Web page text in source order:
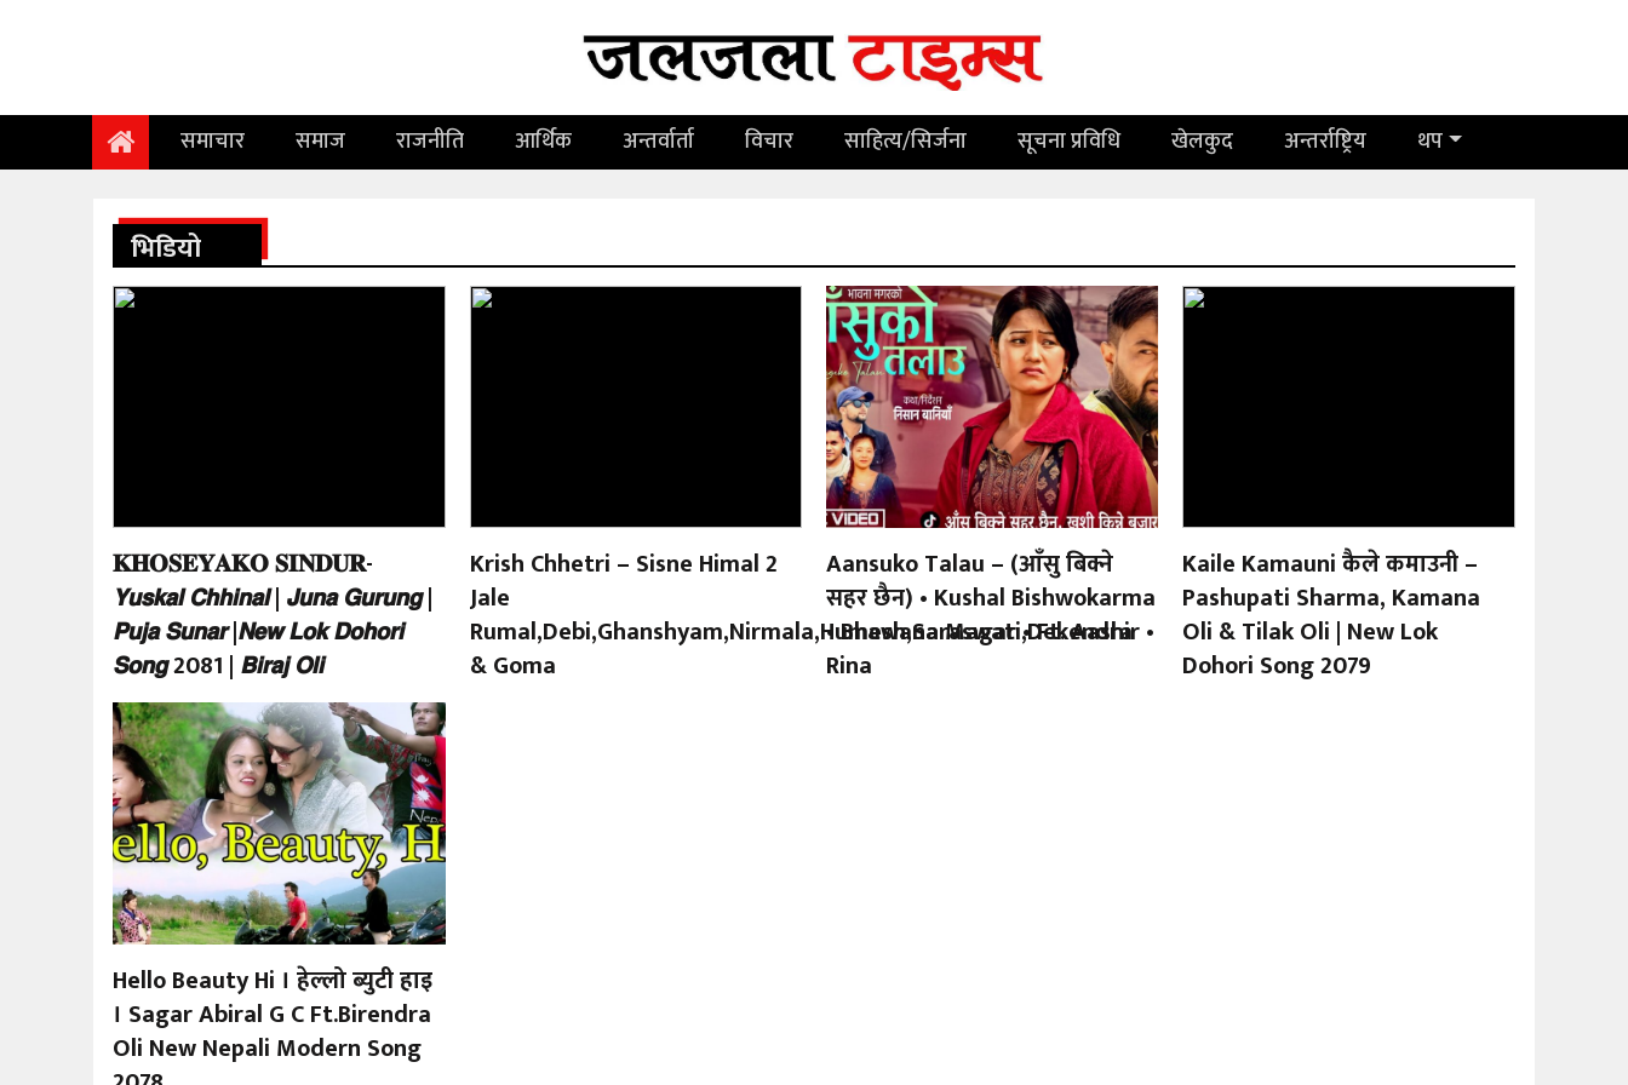
समाचार समाज राजनीति आर्थिक अन्तर्वार्ता विचार साहित्य/सिर्जना सूचना प्रविधि खेलकुद अन्तर्राष्ट्रिय थप
भिडियो
𝐊𝐇𝐎𝐒𝐄𝐘𝐀𝐊𝐎 𝐒𝐈𝐍𝐃𝐔𝐑-
𝙔𝙪𝙨𝙠𝙖𝙡 𝘾𝙝𝙝𝙞𝙣𝙖𝙡 | 𝙅𝙪𝙣𝙖 𝙂𝙪𝙧𝙪𝙣𝙜 |
𝙋𝙪𝙟𝙖 𝙎𝙪𝙣𝙖𝙧 |𝙉𝙚𝙬 𝙇𝙤𝙠 𝘿𝙤𝙝𝙤𝙧𝙞
𝙎𝙤𝙣𝙜 2081 | 𝘽𝙞𝙧𝙖𝙟 𝙊𝙡𝙞
Krish Chhetri – Sisne Himal 2
Jale
Rumal,Debi,Ghanshyam,Nirmala,Humesh,Saraswati,Dekendra
& Goma
Aansuko Talau – (आँसु बिक्ने
सहर छैन) • Kushal Bishwokarma
• Bhawana Magar • Ft. Aashir •
Rina
Kaile Kamauni कैले कमाउनी –
Pashupati Sharma, Kamana
Oli & Tilak Oli | New Lok
Dohori Song 2079
Hello Beauty Hi । हेल्लो ब्युटी हाइ
। Sagar Abiral G C Ft.Birendra
Oli New Nepali Modern Song